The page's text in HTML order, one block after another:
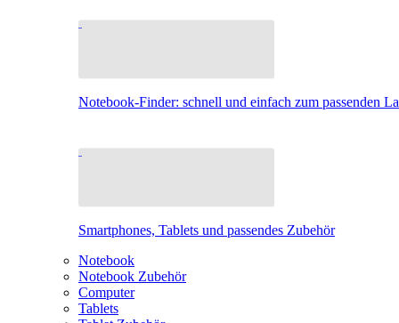
Notebook-Finder: schnell und einfach zum passenden
Smartphones, Tablets und passendes Zubehör
Notebook
Notebook Zubehör
Computer
Tablets